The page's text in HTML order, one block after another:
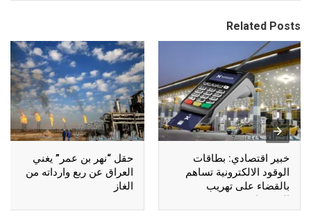
Related Posts
خبير اقتصادي: بطاقات
الوقود الالكترونية تساهم
بالقضاء على تهريب
المشتقات
حقل “نهر بن عمر” يغني
العراق عن ربع وارداته من
الغاز